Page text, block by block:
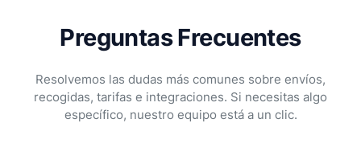
Preguntas Frecuentes
Resolvemos las dudas más comunes sobre envíos,
recogidas, tarifas e integraciones. Si necesitas algo
específico, nuestro equipo está a un clic.